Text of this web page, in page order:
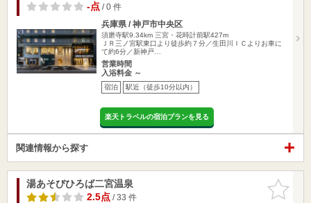
-点/ 0 件
兵庫県 / 神戸市中央区
須磨寺駅9.34km 三宮・花時計前駅427m
ＪＲ三ノ宮駅東口より徒歩約７分／生田川ＩＣよりお車に
て約6分／新神戸…
営業時間
入浴料金 ～
宿泊 駅近（徒歩10分以内）
楽天トラベルの宿泊プランを見る
関連情報から探す
お気に入
りに追加
湯あそびひろば二宮温泉
2.5点/ 33 件